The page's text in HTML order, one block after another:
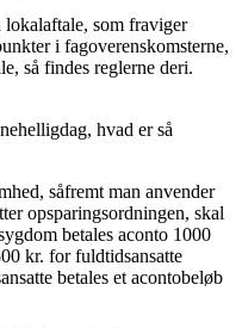
som fraviger
i fagoverenskomsterne,
så findes reglerne deri.
hvad er så
såfremt man anvender
opsparingsordningen, skal
betales aconto 1000
kr. for fuldtidsansatte
betales et acontobeløb